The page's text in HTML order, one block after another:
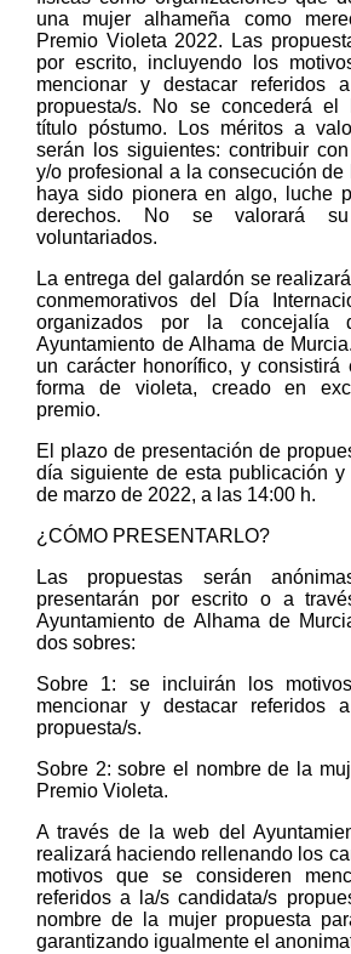
una mujer alhameña como
Premio Violeta 2022. Las
por escrito, incluyendo los
mencionar y destacar referidos
propuesta/s. No se concederá el
título póstumo. Los méritos a
serán los siguientes: contribuir
y/o profesional a la consecución
haya sido pionera en algo, luche
derechos. No se valorará
voluntariados.
La entrega del galardón se
conmemorativos del Día
organizados por la concejalía
Ayuntamiento de Alhama de
un carácter honorífico, y consistirá
forma de violeta, creado en
premio.
El plazo de presentación de
día siguiente de esta publicación
de marzo de 2022, a las 14:00 h.
¿CÓMO PRESENTARLO?
Las propuestas serán
presentarán por escrito o a
Ayuntamiento de Alhama de
dos sobres:
Sobre 1: se incluirán los
mencionar y destacar referidos
propuesta/s.
Sobre 2: sobre el nombre de la
Premio Violeta.
A través de la web del
realizará haciendo rellenando los
motivos que se consideren
referidos a la/s candidata/s
nombre de la mujer propuesta
garantizando igualmente el